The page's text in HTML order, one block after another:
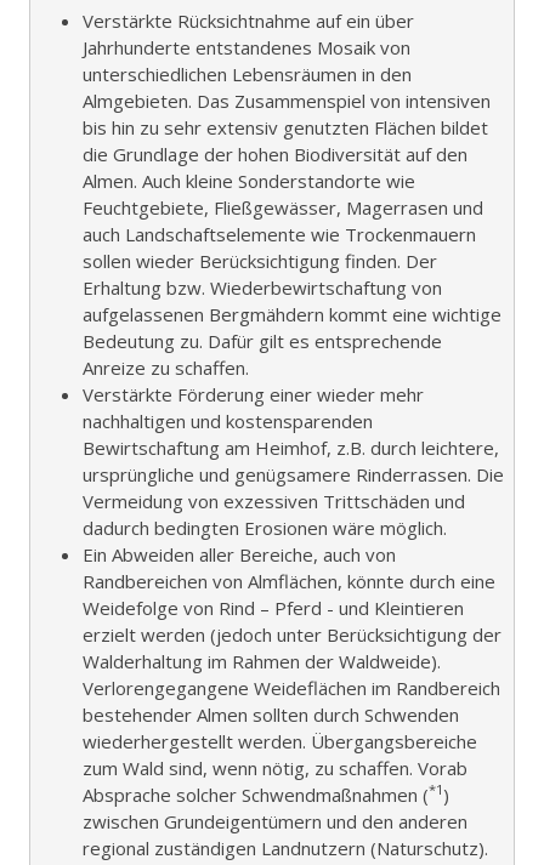
Verstärkte Rücksichtnahme auf ein über
Jahrhunderte entstandenes Mosaik von
unterschiedlichen Lebensräumen in den
Almgebieten. Das Zusammenspiel von intensiven
bis hin zu sehr extensiv genutzten Flächen bildet
die Grundlage der hohen Biodiversität auf den
Almen. Auch kleine Sonderstandorte wie
Feuchtgebiete, Fließgewässer, Magerrasen und
auch Landschaftselemente wie Trockenmauern
sollen wieder Berücksichtigung finden. Der
Erhaltung bzw. Wiederbewirtschaftung von
aufgelassenen Bergmähdern kommt eine wichtige
Bedeutung zu. Dafür gilt es entsprechende
Anreize zu schaffen.
Verstärkte Förderung einer wieder mehr
nachhaltigen und kostensparenden
Bewirtschaftung am Heimhof, z.B. durch leichtere,
ursprüngliche und genügsamere Rinderrassen. Die
Vermeidung von exzessiven Trittschäden und
dadurch bedingten Erosionen wäre möglich.
Ein Abweiden aller Bereiche, auch von
Randbereichen von Almflächen, könnte durch eine
Weidefolge von Rind – Pferd - und Kleintieren
erzielt werden (jedoch unter Berücksichtigung der
Walderhaltung im Rahmen der Waldweide).
Verlorengegangene Weideflächen im Randbereich
bestehender Almen sollten durch Schwenden
wiederhergestellt werden. Übergangsbereiche
zum Wald sind, wenn nötig, zu schaffen. Vorab
Absprache solcher Schwendmaßnahmen (*1 )
zwischen Grundeigentümern und den anderen
regional zuständigen Landnutzern (Naturschutz).